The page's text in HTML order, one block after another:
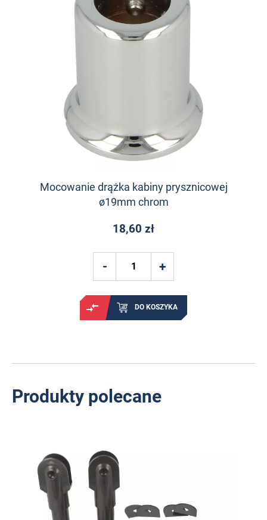
Mocowanie drążka kabiny prysznicowej
ø19mm chrom
18,60 zł
DO KOSZYKA
Produkty polecane